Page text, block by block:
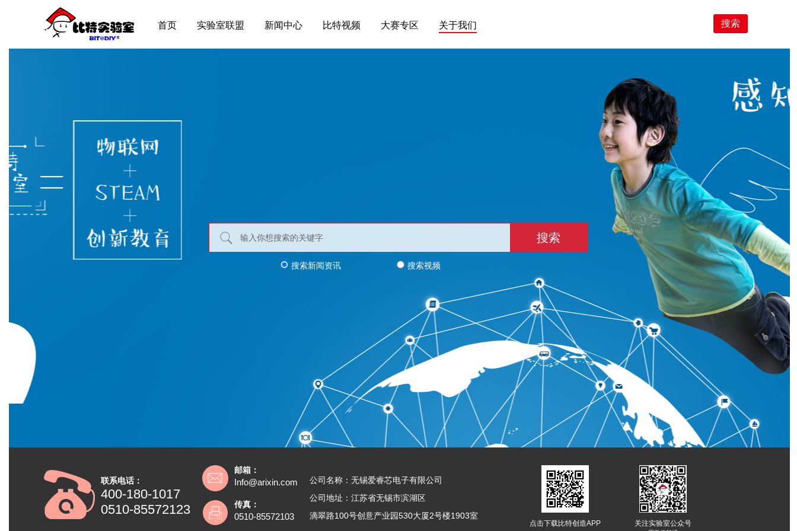
首页 实验室联盟 新闻中心 比特视频 大赛专区 关于我们 搜索
搜索
搜索新闻资讯 搜索视频
联系电话：
400-180-1017
0510-85572123
邮箱：
Info@arixin.com
传真：
0510-85572103
公司名称：无锡爱睿芯电子有限公司
公司地址：江苏省无锡市滨湖区
滴翠路100号创意产业园530大厦2号楼1903室
点击下载比特创造APP 关注实验室公众号